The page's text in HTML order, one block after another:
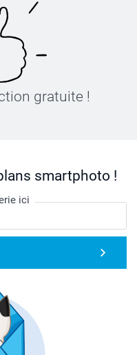
gratuite !
smartphoto !
ici